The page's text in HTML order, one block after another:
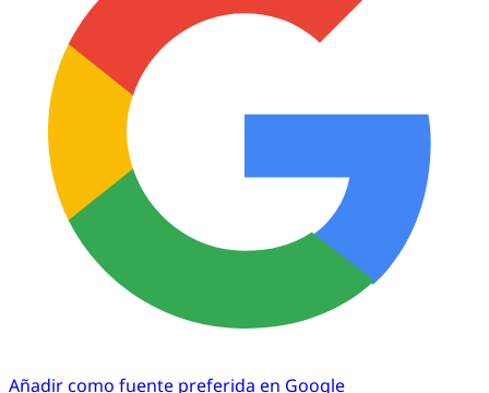
Añadir como fuente preferida en Google